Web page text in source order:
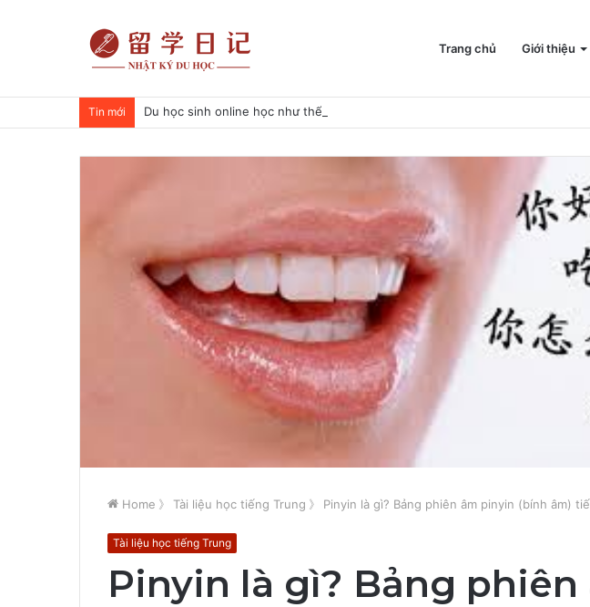
Trang chủ Giới thiệu
Tin mới Du học sinh online học như thế nào?
Home 》 Tài liệu học tiếng Trung 》 Pinyin là gì? Bảng phiên âm pinyin (bính âm)
Tài liệu học tiếng Trung
Pinyin là gì? Bảng phiên